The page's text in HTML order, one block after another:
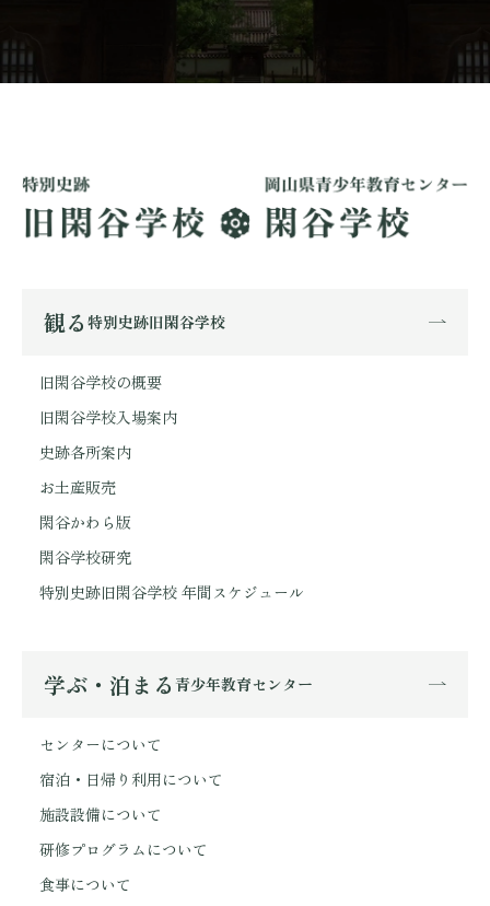
観る 特別史跡旧閑谷学校
旧閑谷学校の概要
旧閑谷学校入場案内
史跡各所案内
お土産販売
閑谷かわら版
閑谷学校研究
特別史跡旧閑谷学校 年間スケジュール
学ぶ・泊まる 青少年教育センター
センターについて
宿泊・日帰り利用について
施設設備について
研修プログラムについて
食事について